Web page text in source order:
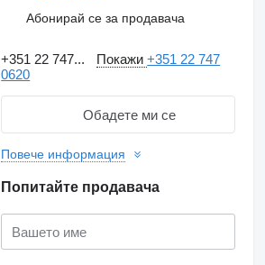
Абонирай се за продавача
+351 22 747... Покажи+351 22 747
0620
Обадете ми се
Повече информация
Попитайте продавача